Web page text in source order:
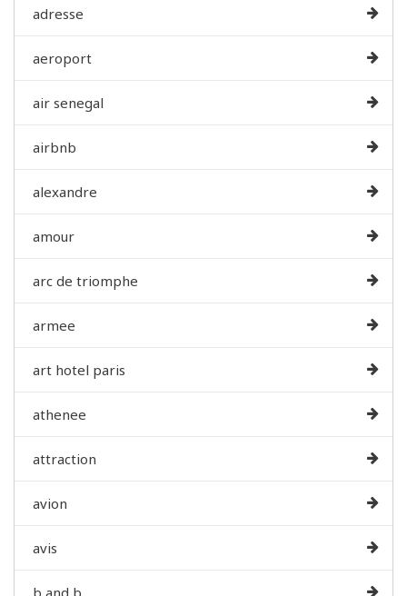
adresse
aeroport
air senegal
airbnb
alexandre
amour
arc de triomphe
armee
art hotel paris
athenee
attraction
avion
avis